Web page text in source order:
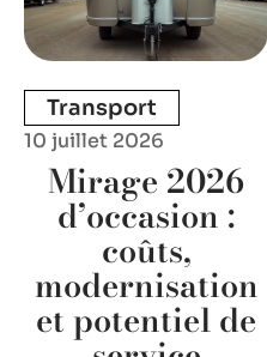
Transport
10 juillet 2026
Mirage 2026
d’occasion :
coûts,
modernisation
et potentiel de